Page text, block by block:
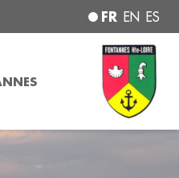
FR EN ES